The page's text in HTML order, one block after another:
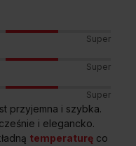
Super
Super
Super
przyjemna i szybka.
i elegancko.
temperaturę co